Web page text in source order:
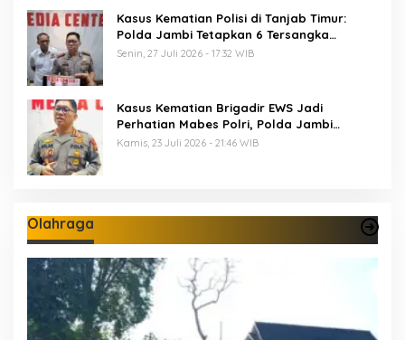
Kasus Kematian Polisi di Tanjab Timur:
Polda Jambi Tetapkan 6 Tersangka
Termasuk 5 Anggota Polri
Senin, 27 Juli 2026 - 17:32 WIB
Kasus Kematian Brigadir EWS Jadi
Perhatian Mabes Polri, Polda Jambi
Periksa 18 Saksi
Kamis, 23 Juli 2026 - 21:46 WIB
Olahraga